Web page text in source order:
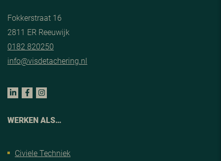
Fokkerstraat 16
2811 ER Reeuwijk
0182 820250
info@visdetachering.nl
WERKEN ALS…
Civiele Techniek